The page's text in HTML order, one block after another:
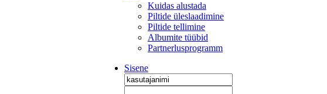
Kuidas alustada
Piltide üleslaadimine
Piltide tellimine
Albumite tüübid
Partnerlusprogramm
Sisene